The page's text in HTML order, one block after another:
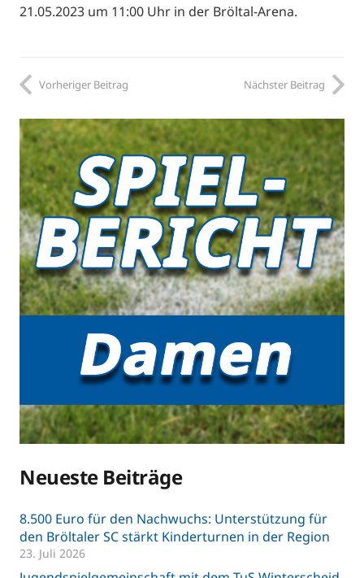
21.05.2023 um 11:00 Uhr in der Bröltal-Arena.
Vorheriger Beitrag Nächster Beitrag
Neueste Beiträge
8.500 Euro für den Nachwuchs: Unterstützung für
den Bröltaler SC stärkt Kinderturnen in der Region
23. Juli 2026